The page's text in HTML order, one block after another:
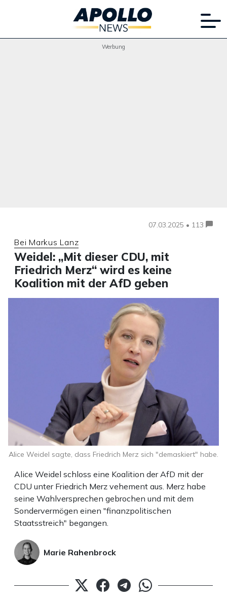
Werbung
07.03.2025 • 113
Bei Markus Lanz
Weidel: „Mit dieser CDU, mit
Friedrich Merz“ wird es keine
Koalition mit der AfD geben
Alice Weidel schloss eine Koalition der AfD mit der
CDU unter Friedrich Merz vehement aus. Merz habe
seine Wahlversprechen gebrochen und mit dem
Sondervermögen einen "finanzpolitischen
Staatsstreich" begangen.
Marie Rahenbrock
Alice Weidel sagte, dass Friedrich Merz sich "demaskiert" habe.